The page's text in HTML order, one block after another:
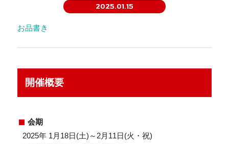
2025.01.15
お品書き
開催概要
会期
2025年 1月18日(土)～2月11日(火・祝)